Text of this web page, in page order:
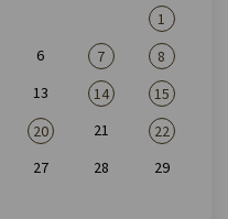
1
6 7
8
13 14
15
20 21
22
27 28
29